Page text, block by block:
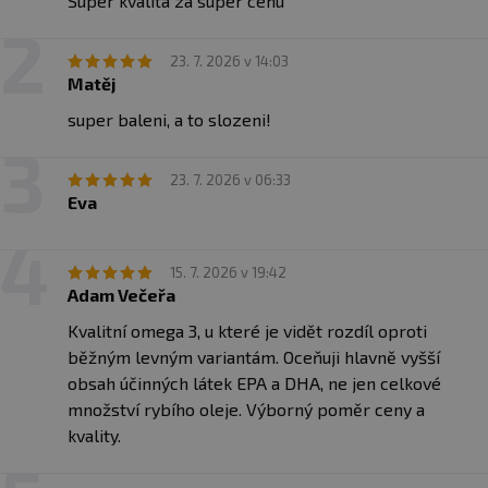
kyselín.
330 MG EPA + 220 MG DHA
Optimálna dávka najdôležitejších omega-3
mastných kyselín.
Reesterifikované triglyceridy s lepšou
LABORATÓRNE OVERENÁ KVALITA
Nízke hodnoty oxidácie (PV, AV a TOTOX)
potvrdzujú čerstvosť a stabilitu oleja.
OBOHATENÉ O PRÍRODNÝ VITAMÍN E
Pomáha chrániť olej pred oxidáciou.
23. 7. 2026 v 14:03
Matěj
super baleni, a to slozeni!
23. 7. 2026 v 06:33
Eva
15. 7. 2026 v 19:42
Adam Večeřa
Kvalitní omega 3, u které je vidět rozdíl oproti
běžným levným variantám. Oceňuji hlavně vyšší
obsah účinných látek EPA a DHA, ne jen celkové
množství rybího oleje. Výborný poměr ceny a
kvality.